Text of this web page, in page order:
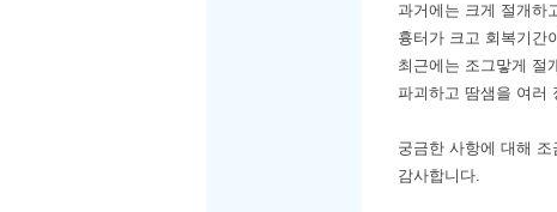
과거에는 크게 절개하
흉터가 크고 회복기간
최근에는 조그맣게 절
파괴하고 땀샘을 여러
궁금한 사항에 대해
감사합니다.